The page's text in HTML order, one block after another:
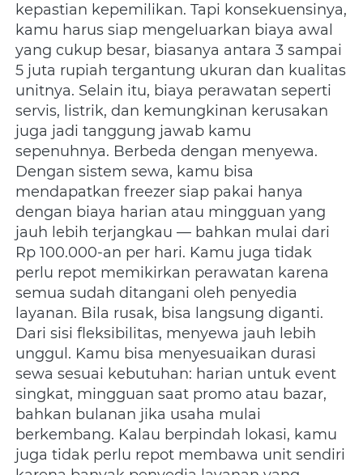
kepastian kepemilikan. Tapi konsekuensinya,
kamu harus siap mengeluarkan biaya awal
yang cukup besar, biasanya antara 3 sampai
5 juta rupiah tergantung ukuran dan kualitas
unitnya. Selain itu, biaya perawatan seperti
servis, listrik, dan kemungkinan kerusakan
juga jadi tanggung jawab kamu
sepenuhnya. Berbeda dengan menyewa.
Dengan sistem sewa, kamu bisa
mendapatkan freezer siap pakai hanya
dengan biaya harian atau mingguan yang
jauh lebih terjangkau — bahkan mulai dari
Rp 100.000-an per hari. Kamu juga tidak
perlu repot memikirkan perawatan karena
semua sudah ditangani oleh penyedia
layanan. Bila rusak, bisa langsung diganti.
Dari sisi fleksibilitas, menyewa jauh lebih
unggul. Kamu bisa menyesuaikan durasi
sewa sesuai kebutuhan: harian untuk event
singkat, mingguan saat promo atau bazar,
bahkan bulanan jika usaha mulai
berkembang. Kalau berpindah lokasi, kamu
juga tidak perlu repot membawa unit sendiri